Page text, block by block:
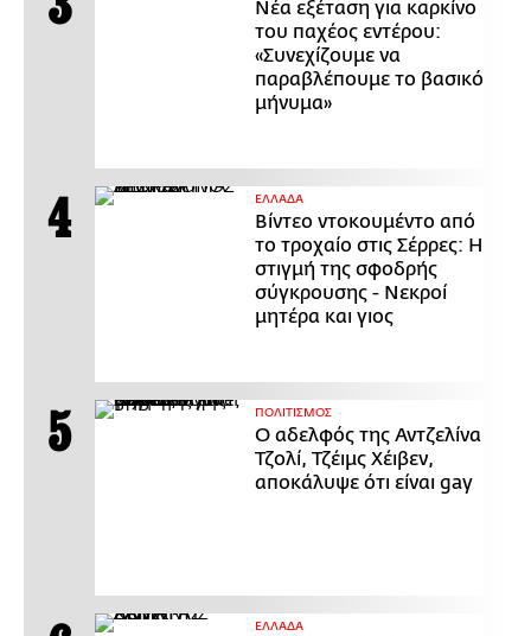
Νέα εξέταση για καρκίνο
του παχέος εντέρου:
«Συνεχίζουμε να
παραβλέπουμε το βασικό
μήνυμα»
ΕΛΛΑΔΑ
Βίντεο ντοκουμέντο από
το τροχαίο στις Σέρρες: Η
στιγμή της σφοδρής
σύγκρουσης - Νεκροί
μητέρα και γιος
ΠΟΛΙΤΙΣΜΟΣ
Ο αδελφός της Αντζελίνα
Τζολί, Τζέιμς Χέιβεν,
αποκάλυψε ότι είναι gay
ΕΛΛΑΔΑ